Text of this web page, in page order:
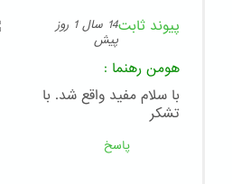
پیوند ثابت
14 سال 1 روز
پیش
هومن رهنما :
با سلام مفید واقع شد. با
تشکر
پاسخ